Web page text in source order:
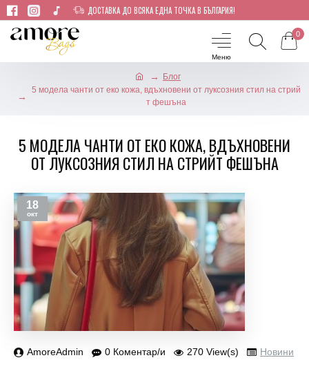
ДОСТАВКА ДО ВСЯКА ЕДНА ТОЧКА В БЪЛГАРИЯ!
0
Блог
5 модела чанти от еко кожа, вдъхновени от луксозния стил на стрий
т фешъна
5 МОДЕЛА ЧАНТИ ОТ ЕКО КОЖА, ВДЪХНОВЕНИ
ОТ ЛУКСОЗНИЯ СТИЛ НА СТРИЙТ ФЕШЪНА
18
окт
AmoreAdmin 0 Коментар/и 270 View(s) Новини